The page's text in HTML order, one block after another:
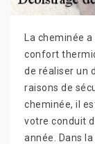
La cheminée
confort
de réaliser un
raisons de
cheminée, il
votre conduit
année. Dans